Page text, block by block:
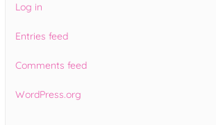
Log in
Entries feed
Comments feed
WordPress.org